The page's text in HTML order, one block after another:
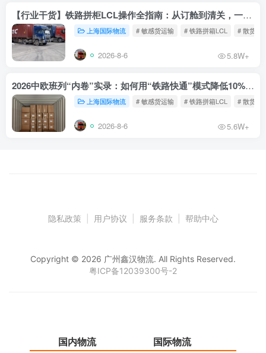
【行业干货】铁路拼柜LCL操作全指南：从订舱到清关，一文读懂
上海国际物流 # 敏感货运输 # 铁路拼箱LCL # 散货铁
2026-8-6 5.8W+
2026中欧班列“内卷”实录：如何用“铁路快通”模式降低10%物流成本？
上海国际物流 # 敏感货运输 # 铁路拼箱LCL # 散货铁
2026-8-6 5.6W+
隐私政策 用户协议 服务条款 帮助中心
Copyright © 2026 广州鑫汉物流. All Rights Reserved.
粤ICP备12039300号-2
国内物流 国际物流